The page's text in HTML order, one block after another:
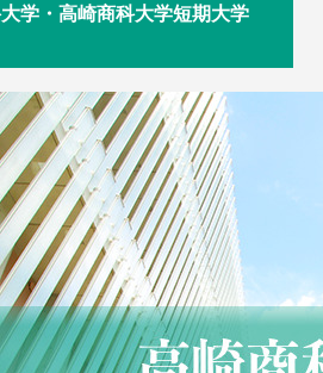
大学・高崎商科大学短期大学